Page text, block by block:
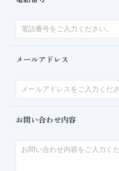
メールアドレス
お問い合わせ内容